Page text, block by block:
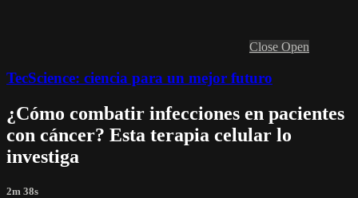
Close Open
TecScience: ciencia para un mejor futuro
¿Cómo combatir infecciones en pacientes
con cáncer? Esta terapia celular lo
investiga
2m 38s